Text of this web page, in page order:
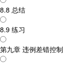
8.8 总结
8.9 练习
第九章 违例差错控制